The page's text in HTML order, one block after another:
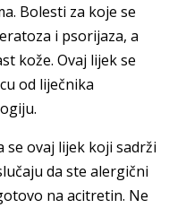
Bolesti za koje se
i psorijaza, a
kože. Ovaj lijek se
od liječnika
se ovaj lijek koji sadrži
da ste alergični
na acitretin. Ne